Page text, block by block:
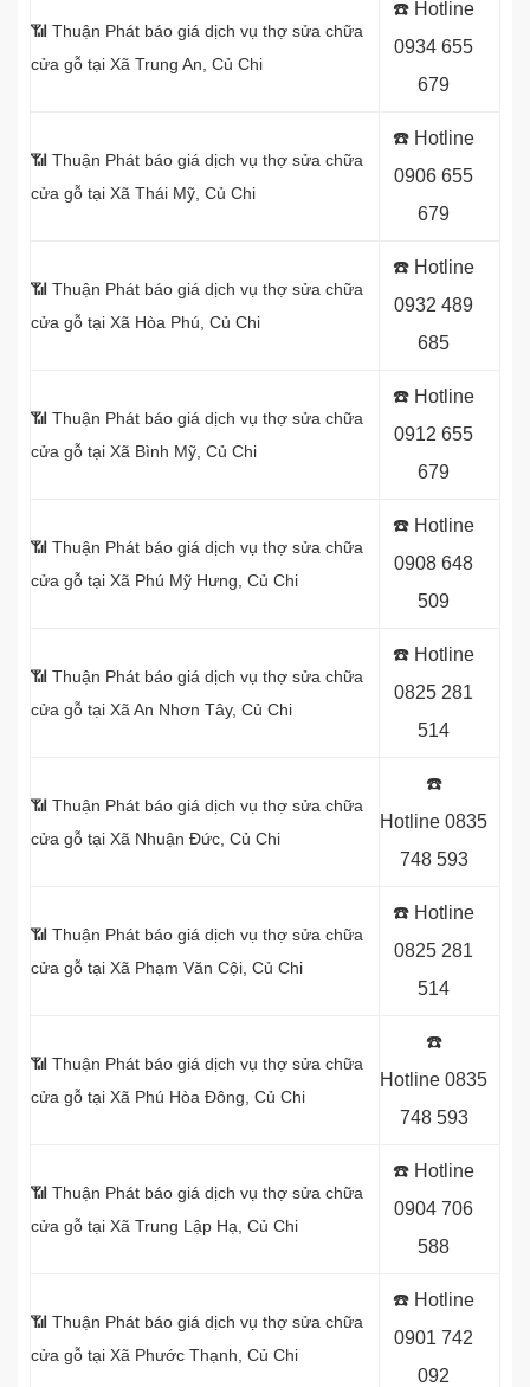
📶 Thuận Phát báo giá dịch vụ thợ sửa chữa
cửa gỗ tại Xã Trung An , Củ Chi
☎️ Hotline
0934 655
679
📶 Thuận Phát báo giá dịch vụ thợ sửa chữa
cửa gỗ tại Xã Thái Mỹ , Củ Chi
☎️ Hotline
0906 655
679
📶 Thuận Phát báo giá dịch vụ thợ sửa chữa
cửa gỗ tại Xã Hòa Phú, Củ Chi
☎️ Hotline
0932 489
685
📶 Thuận Phát báo giá dịch vụ thợ sửa chữa
cửa gỗ tại Xã Bình Mỹ , Củ Chi
☎️ Hotline
0912 655
679
📶 Thuận Phát báo giá dịch vụ thợ sửa chữa
cửa gỗ tại Xã Phú Mỹ Hưng, Củ Chi
☎️ Hotline
0908 648
509
📶 Thuận Phát báo giá dịch vụ thợ sửa chữa
cửa gỗ tại Xã An Nhơn Tây, Củ Chi
☎️ Hotline
0825 281
514
📶 Thuận Phát báo giá dịch vụ thợ sửa chữa
cửa gỗ tại Xã Nhuận Đức, Củ Chi
☎️
Hotline 0835
748 593
📶 Thuận Phát báo giá dịch vụ thợ sửa chữa
cửa gỗ tại Xã Phạm Văn Cội, Củ Chi
☎️ Hotline
0825 281
514
📶 Thuận Phát báo giá dịch vụ thợ sửa chữa
cửa gỗ tại Xã Phú Hòa Đông , Củ Chi
☎️
Hotline 0835
748 593
📶 Thuận Phát báo giá dịch vụ thợ sửa chữa
cửa gỗ tại Xã Trung Lập Hạ, Củ Chi
☎️ Hotline
0904 706
588
📶 Thuận Phát báo giá dịch vụ thợ sửa chữa
cửa gỗ tại Xã Phước Thạnh, Củ Chi
☎️ Hotline
0901 742
092